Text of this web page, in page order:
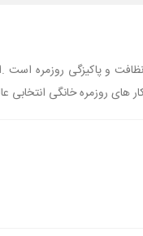
و پاکیزگی روزمره است
های روزمره خانگی انتخابی